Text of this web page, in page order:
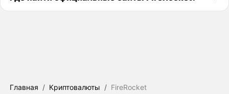
Главная / Криптовалюты / FireRocket